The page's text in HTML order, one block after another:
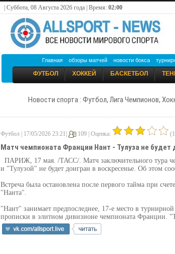
| Суббота, 08 Августа 2026 года | Время: 02:00
Главная обзоры матчей новости бокса
ФУТБОЛ ХОККЕЙ БАСКЕТБОЛ
Новости спорта : Футбол, Лига Чемпионов,
Футбол | 17/05/2026 23:21| 109 | Оценка:
Матч чемпионата Франции Нант - Тулуза не будет
ПАРИЖ, 17 мая. /ТАСС/. Матч заключительного тура
и "Тулузой" не будет доигран в воскресенье. Об этом
Встреча была остановлена после первого тайма при
"Нанта".
"Нант" занимает предпоследнее, 17-е место в
прописки в элитном дивизионе чемпионата Франции.